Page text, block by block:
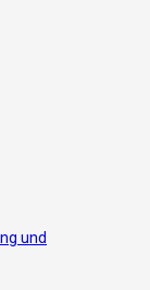
und